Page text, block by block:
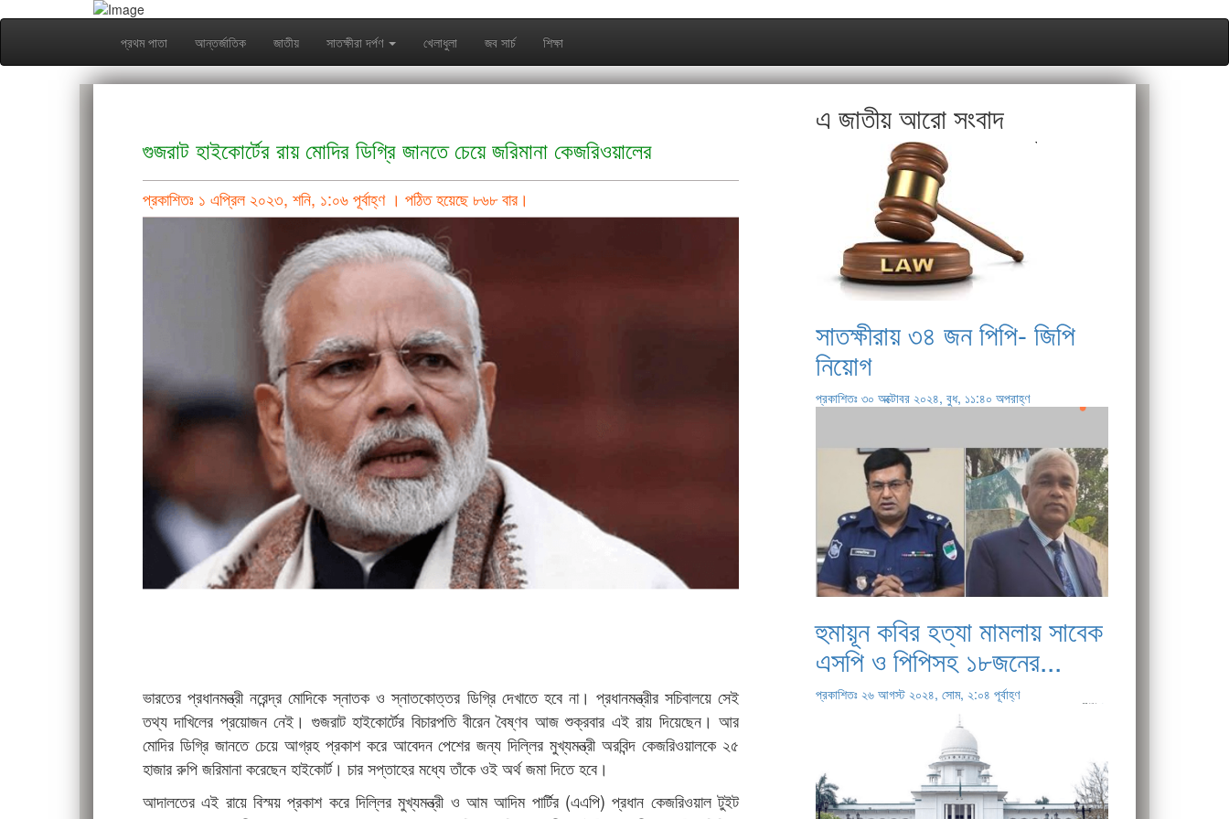
প্রথম পাতা আন্তর্জাতিক জাতীয় সাতক্ষীরা দর্পণ খেলাধুলা জব সার্চ শিক্ষা
গুজরাট হাইকোর্টের রায় মোদির ডিগ্রি জানতে চেয়ে জরিমানা কেজরিওয়ালের
প্রকাশিতঃ ১ এপ্রিল ২০২৩, শনি, ১:০৬ পূর্বাহ্ণ । পঠিত হয়েছে ৮৬৮ বার।
ভারতের প্রধানমন্ত্রী নরেন্দ্র মোদিকে স্নাতক ও স্নাতকোত্তর ডিগ্রি দেখাতে হবে না। প্রধানমন্ত্রীর সচিবালয়ে সেই
তথ্য দাখিলের প্রয়োজন নেই। গুজরাট হাইকোর্টের বিচারপতি বীরেন বৈষ্ণব আজ শুক্রবার এই রায় দিয়েছেন। আর
মোদির ডিগ্রি জানতে চেয়ে আগ্রহ প্রকাশ করে আবেদন পেশের জন্য দিল্লির মুখ্যমন্ত্রী অরবিন্দ কেজরিওয়ালকে ২৫
হাজার রুপি জরিমানা করেছেন হাইকোর্ট। চার সপ্তাহের মধ্যে তাঁকে ওই অর্থ জমা দিতে হবে।
আদালতের এই রায়ে বিস্ময় প্রকাশ করে দিল্লির মুখ্যমন্ত্রী ও আম আদিম পার্টির (এএপি) প্রধান কেজরিওয়াল টুইট
এ জাতীয় আরো সংবাদ
সাতক্ষীরায় ৩৪ জন পিপি- জিপি
নিয়োগ
প্রকাশিতঃ ৩০ অক্টোবর ২০২৪, বুধ, ১১:৪০ অপরাহ্ণ
হুমায়ূন কবির হত্যা মামলায় সাবেক
এসপি ও পিপিসহ ১৮জনের...
প্রকাশিতঃ ২৬ আগস্ট ২০২৪, সোম, ২:০৪ পূর্বাহ্ণ